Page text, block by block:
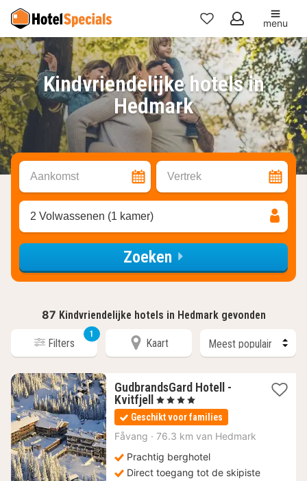
Mijn
favorieten
menu
Kindvriendelijke hotels in
Hedmark
Aankomst Vertrek
2 Volwassenen (1 kamer)
Zoeken
87 Kindvriendelijke hotels in Hedmark gevonden
Filters
1
Kaart
GudbrandsGard Hotell -
Kvitfjell 1
nacht
vanaf
190,48
, 4 Sterren
Geschikt voor families
Fåvang · 76.3 km van Hedmark
Prachtig berghotel
Direct toegang tot de skipiste